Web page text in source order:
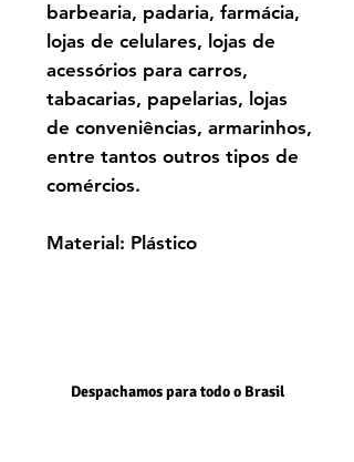
barbearia, padaria, farmácia,
lojas de celulares, lojas de
acessórios para carros,
tabacarias, papelarias, lojas
de conveniências, armarinhos,
entre tantos outros tipos de
comércios.
Material: Plástico
Despachamos para todo o Brasil